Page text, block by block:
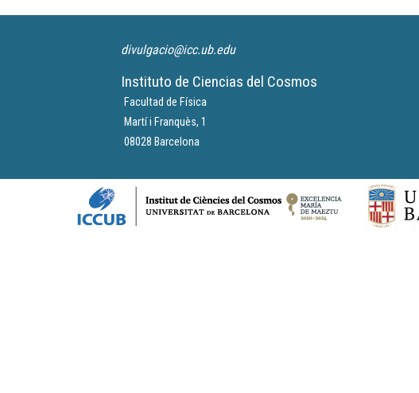
divulgacio@icc.ub.edu
Instituto de Ciencias del Cosmos
Facultad de Física
Martí i Franquès, 1
08028 Barcelona
Logos footer